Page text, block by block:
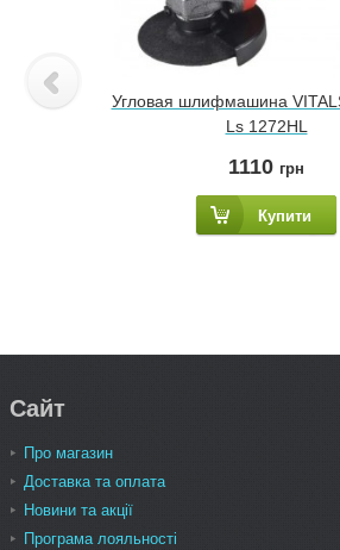
Угловая шлифмашина
Ls 1272HL
1110 грн
Купити
Сайт
Про магазин
Доставка та оплата
Новини та акції
Програма лояльності